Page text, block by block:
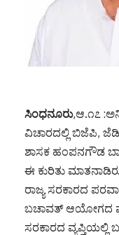
ಸಿಂಧನೂರು,ಆ.೧೭
ವಿಚಾರದಲ್ಲಿ ಬಿಜೆಪಿ,
ಶಾಸಕ ಹಂಪನಗೌಡ
ಈ ಕುರಿತು
ರಾಜ್ಯ ಸರಕಾರದ
ಬಚಾವತ್ ಆಯೋಗದ
ಸರಕಾರದ ವ್ಯಪ್ತಿಯಲ್ಲಿ